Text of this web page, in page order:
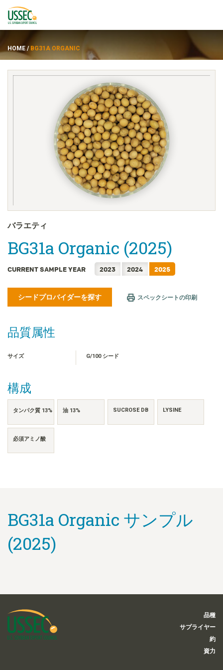
サプライヤー
ENGLISH
FRANÇAIS
한국어
简体中文
繁體中文
TIẾNG VIỆT
HOME / BG31A ORGANIC
バラエティ
BG31a Organic (2025)
CURRENT SAMPLE YEAR 2023 2024 2025
シードプロバイダーを探す スペックシートの印刷
品質属性
サイズ G/100 シード
構成
タンパク質 13% 油 13% SUCROSE DB LYSINE
必須アミノ酸
BG31a Organic サンプル
(2025)
品種
サプライヤー
約
資力